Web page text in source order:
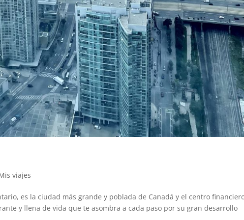
viajes
es la ciudad más grande y poblada de Canadá y el centro
y llena de vida que te asombra a cada paso por su gran desarrollo